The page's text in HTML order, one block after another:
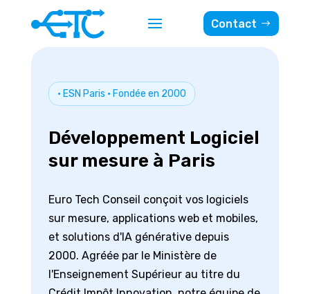
Contact
• ESN Paris · Fondée en 2000
Développement Logiciel
sur mesure à Paris
Euro Tech Conseil conçoit vos logiciels
sur mesure, applications web et mobiles,
et solutions d'IA générative depuis
2000. Agréée par le Ministère de
l'Enseignement Supérieur au titre du